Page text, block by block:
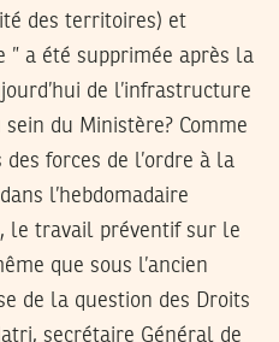
des territoires) et
” a été supprimée après la
de l’infrastructure
du Ministère? Comme
forces de l’ordre à la
l’hebdomadaire
le travail préventif sur le
que sous l’ancien
de la question des Droits
secrétaire Général de